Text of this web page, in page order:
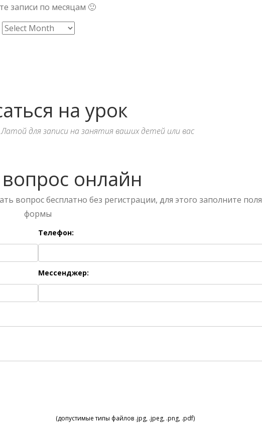
записи по месяцам 🙂
на урок
для записи на занятия ваших детей или вас
онлайн
вопрос бесплатно без регистрации, для этого заполните поля
формы
Телефон:
Мессенджер:
(допустимые типы файлов .jpg, .jpeg, .png, .pdf)